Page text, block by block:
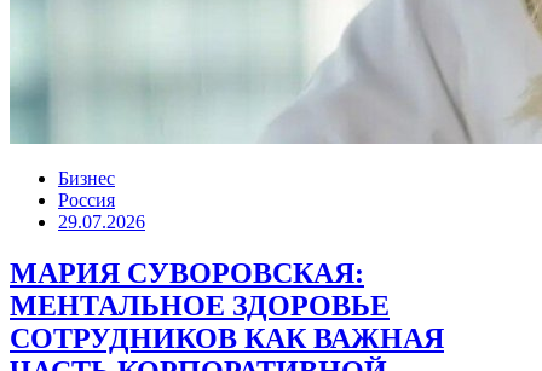
Бизнес
Россия
29.07.2026
МАРИЯ СУВОРОВСКАЯ:
МЕНТАЛЬНОЕ ЗДОРОВЬЕ
СОТРУДНИКОВ КАК ВАЖНАЯ